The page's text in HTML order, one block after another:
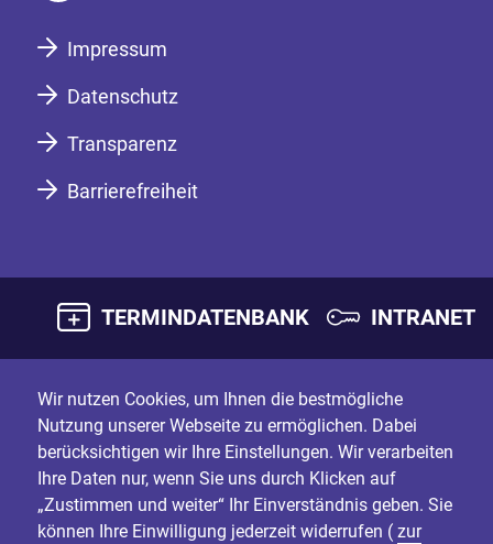
Impressum
Datenschutz
Transparenz
Barrierefreiheit
TERMINDATENBANK INTRANET
Wir nutzen Cookies, um Ihnen die bestmögliche
Nutzung unserer Webseite zu ermöglichen. Dabei
berücksichtigen wir Ihre Einstellungen. Wir verarbeiten
Ihre Daten nur, wenn Sie uns durch Klicken auf
„Zustimmen und weiter“ Ihr Einverständnis geben. Sie
können Ihre Einwilligung jederzeit widerrufen ( zur